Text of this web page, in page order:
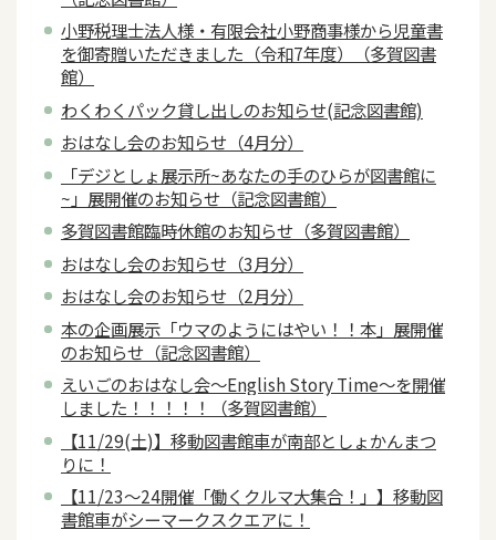
小野税理士法人様・有限会社小野商事様から児童書
を御寄贈いただきました（令和7年度）（多賀図書
館）
わくわくパック貸し出しのお知らせ(記念図書館)
おはなし会のお知らせ（4月分）
「デジとしょ展示所~あなたの手のひらが図書館に
~」展開催のお知らせ（記念図書館）
多賀図書館臨時休館のお知らせ（多賀図書館）
おはなし会のお知らせ（3月分）
おはなし会のお知らせ（2月分）
本の企画展示「ウマのようにはやい！！本」展開催
のお知らせ（記念図書館）
えいごのおはなし会～English Story Time～を開催
しました！！！！！（多賀図書館）
【11/29(土)】移動図書館車が南部としょかんまつ
りに！
【11/23～24開催「働くクルマ大集合！」】移動図
書館車がシーマークスクエアに！